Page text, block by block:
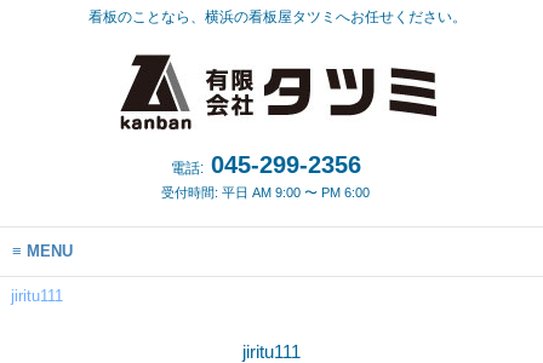
看板のことなら、横浜の看板屋タツミへお任せください。
電話:045-299-2356
受付時間: 平日 AM 9:00 〜 PM 6:00
MENU
jiritu111
jiritu111